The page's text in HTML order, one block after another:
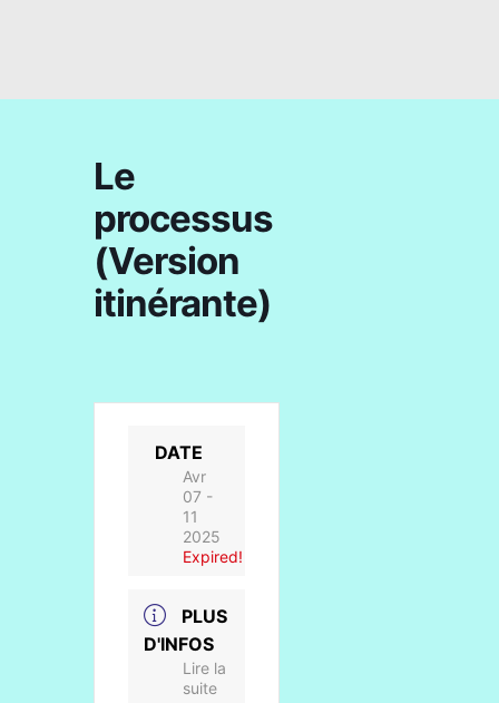
Le
processus
(Version
itinérante)
DATE
Avr
07 -
11
2025
Expired!
PLUS
D'INFOS
Lire la
suite